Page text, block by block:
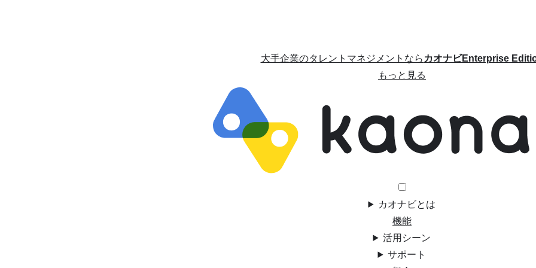
大手企業のタレントマネジメントならカオナビEnterprise
もっと見る
カオナビとは
機能
活用シーン
サポート